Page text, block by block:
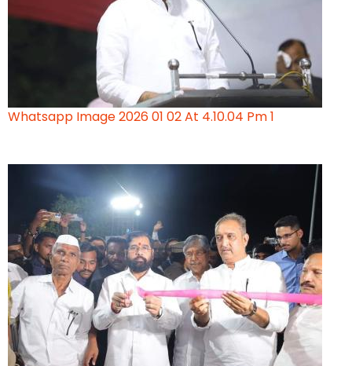
Whatsapp Image 2026 01 02 At 4.10.04 Pm 1